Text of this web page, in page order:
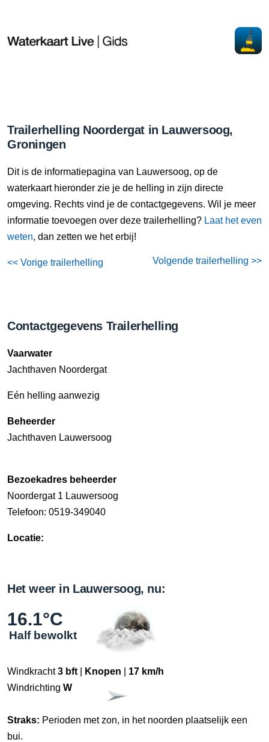
Trailerhelling Noordergat in Lauwersoog,
Groningen
Dit is de informatiepagina van Lauwersoog, op de
waterkaart hieronder zie je de helling in zijn directe
omgeving. Rechts vind je de contactgegevens. Wil je meer
informatie toevoegen over deze trailerhelling? Laat het even
weten, dan zetten we het erbij!
<< Vorige trailerhelling Volgende trailerhelling >>
Contactgegevens Trailerhelling
Vaarwater
Jachthaven Noordergat
Eén helling aanwezig
Beheerder
Jachthaven Lauwersoog
Bezoekadres beheerder
Noordergat 1 Lauwersoog
Telefoon: 0519-349040
Locatie:
Het weer in Lauwersoog, nu:
16.1°C
Half bewolkt
Windkracht3 bft Knopen
17 km/h
Windrichting W
Straks: Perioden met zon, in het noorden plaatselijk een
bui.